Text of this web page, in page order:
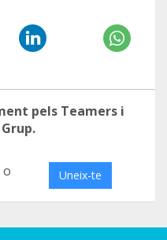
pels Teamers i
o Uneix-te